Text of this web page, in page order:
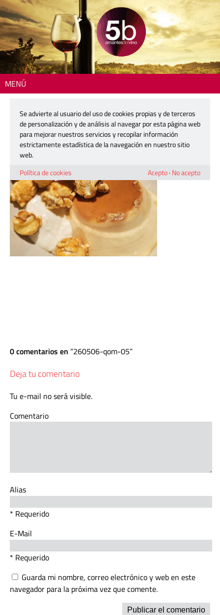
MENÚ
260506-qom-05
6 mayo, 2026
0 comentarios en 260506-qom-05
Deja tu comentario
Tu e-mail no será visible.
Comentario
Alias
* Requerido
E-Mail
* Requerido
Guarda mi nombre, correo electrónico y web en este
navegador para la próxima vez que comente.
Se advierte al usuario del uso de cookies propias y de terceros
de personalización y de análisis al navegar por esta página web
para mejorar nuestros servicios y recopilar información
estrictamente estadística de la navegación en nuestro sitio
web.
Política de cookies
Acepto· No acepto